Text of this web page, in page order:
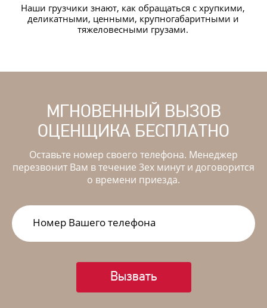
Наши грузчики знают, как обращаться с хрупкими,
деликатными, ценными, крупногабаритными и
тяжеловесными грузами.
МГНОВЕННЫЙ ВЫЗОВ
ОЦЕНЩИКА БЕСПЛАТНО
Оставьте номер своего телефона. Менеджер
перезвонит Вам в течение 3ех минут и договорится
о времени приезда.
Вызвать